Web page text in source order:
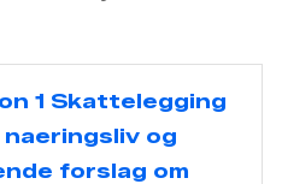
1 Skattelegging
naeringsliv og
forslag om